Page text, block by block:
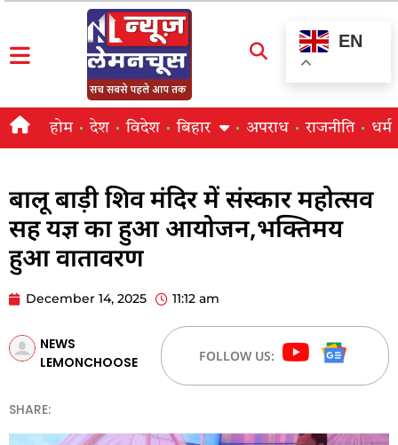
EN
होम देश विदेश बिहार अपराध राजनीति धर्म
बालू बाड़ी शिव मंदिर में संस्कार महोत्सव
सह यज्ञ का हुआ आयोजन,भक्तिमय
हुआ वातावरण
December 14, 2025 11:12 am
NEWS
LEMONCHOOSE
FOLLOW US:
SHARE: